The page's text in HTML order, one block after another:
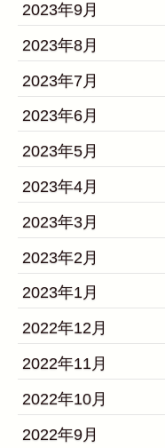
2023年9月
2023年8月
2023年7月
2023年6月
2023年5月
2023年4月
2023年3月
2023年2月
2023年1月
2022年12月
2022年11月
2022年10月
2022年9月